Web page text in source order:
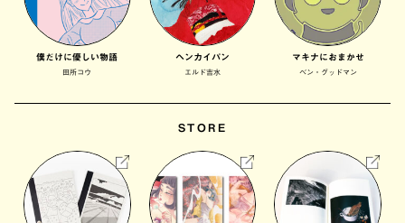
僕だけに優しい物語
田所コウ
ヘンカイパン
エルド吉水
マキナにおまかせ
ベン・グッドマン
STORE